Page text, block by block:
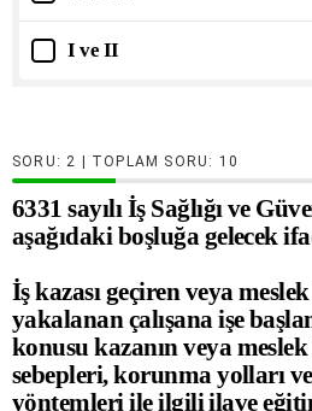
I ve II
SORU: | TOPLAM SORU: 10
6331 sayılı İş Sağlığı ve
aşağıdaki boşluğa gelecek
İş kazası geçiren veya
yakalanan çalışana işe
konusu kazanın veya meslek
sebepleri, korunma yolları
yöntemleri ile ilgili ilave